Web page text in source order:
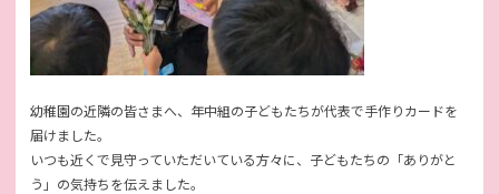
幼稚園の近隣の皆さまへ、年中組の子どもたちが代表で手作りカードを
届けました。
いつも近くで見守っていただいている方々に、子どもたちの「ありがと
う」の気持ちを伝えました。